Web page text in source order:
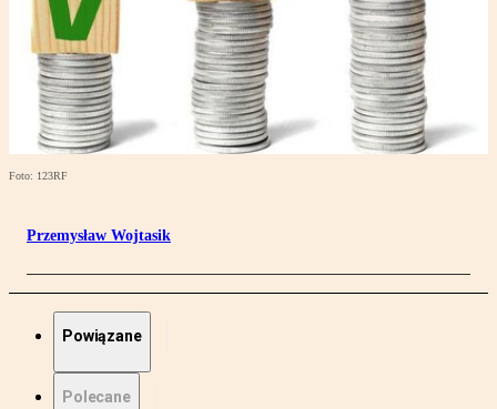
Foto: 123RF
Przemysław Wojtasik
Powiązane
Polecane